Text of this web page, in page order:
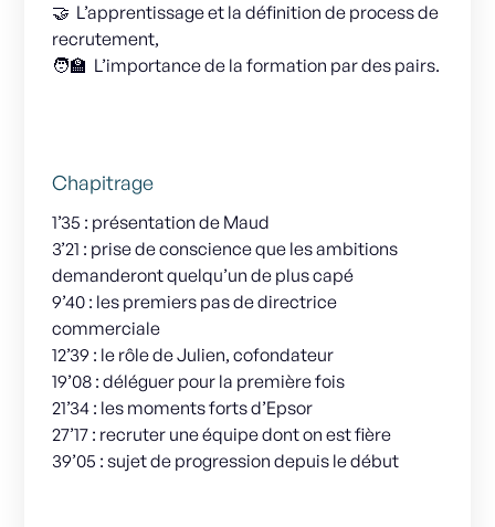
🤝 L’apprentissage et la définition de process de
recrutement,
🧑‍🏫 L’importance de la formation par des pairs.
Chapitrage
1’35 : présentation de Maud
3’21 : prise de conscience que les ambitions
demanderont quelqu’un de plus capé
9’40 : les premiers pas de directrice
commerciale
12’39 : le rôle de Julien, cofondateur
19’08 : déléguer pour la première fois
21’34 : les moments forts d’Epsor
27’17 : recruter une équipe dont on est fière
39’05 : sujet de progression depuis le début